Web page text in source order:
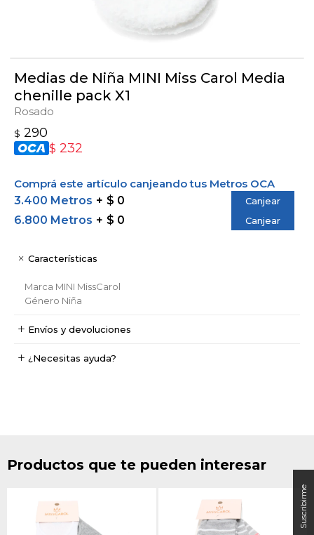
Medias de Niña MINI Miss Carol Media
chenille pack X1
Rosado
$ 290
$ 232
Comprá este artículo canjeando tus Metros OCA
3.400 Metros
$ 0 Canjear
6.800 Metros $ 0 Canjear
Características
Marca MINI MissCarol
Género Niña
Envíos y devoluciones
¿Necesitas ayuda?
Productos que te pueden interesar